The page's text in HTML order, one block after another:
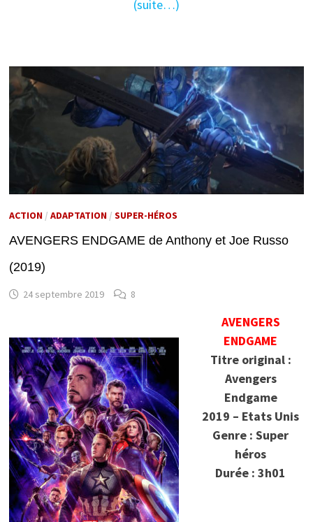
(suite…)
ACTION/ ADAPTATION/ SUPER-HÉROS
AVENGERS ENDGAME de Anthony et Joe Russo
(2019)
24 septembre 2019 8
AVENGERS
ENDGAME
Titre original :
Avengers
Endgame
2019 – Etats Unis
Genre : Super
héros
Durée : 3h01